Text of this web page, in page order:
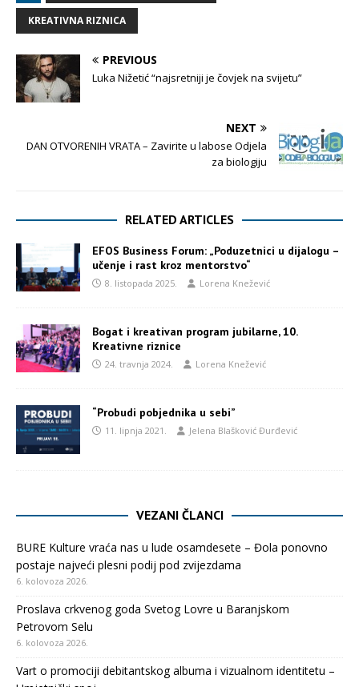
KREATIVNA RIZNICA
PREVIOUS
Luka Nižetić “najsretniji je čovjek na svijetu”
NEXT
DAN OTVORENIH VRATA – Zavirite u labose Odjela
za biologiju
RELATED ARTICLES
EFOS Business Forum: „Poduzetnici u dijalogu –
učenje i rast kroz mentorstvo“
8. listopada 2025. Lorena Knežević
Bogat i kreativan program jubilarne, 10.
Kreativne riznice
24. travnja 2024. Lorena Knežević
“Probudi pobjednika u sebi”
11. lipnja 2021. Jelena Blašković Đurđević
VEZANI ČLANCI
BURE Kulture vraća nas u lude osamdesete – Đola ponovno
postaje najveći plesni podij pod zvijezdama
6. kolovoza 2026.
Proslava crkvenog goda Svetog Lovre u Baranjskom
Petrovom Selu
6. kolovoza 2026.
Vart o promociji debitantskog albuma i vizualnom identitetu –